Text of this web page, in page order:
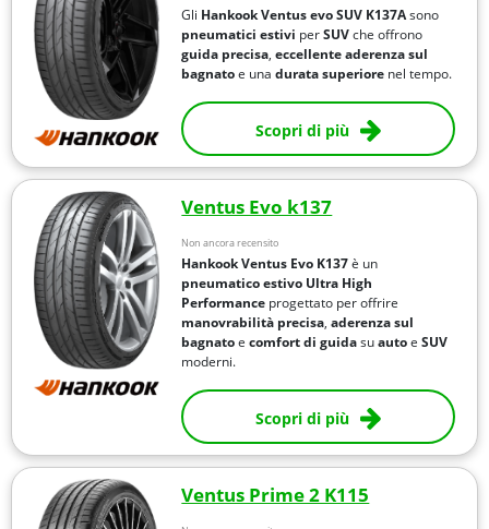
Gli HankookVentus evo SUV K137Asono
pneumatici estivi perSUVche offrono
guida precisa,eccellente aderenza sul
bagnatoe unadurata superiore nel tempo.
Scopri di più
Ventus Evo k137
Non ancora recensito
Hankook Ventus Evo K137è un
pneumatico estivo Ultra High
Performance progettato per offrire
manovrabilità precisa,aderenza sul
bagnatoecomfort di guidasuautoeSUV
moderni.
Scopri di più
Ventus Prime 2 K115